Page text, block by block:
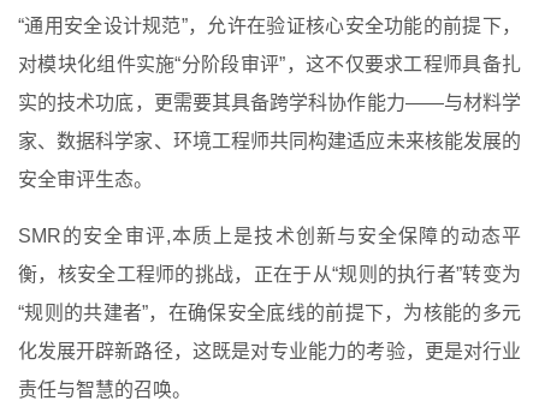
“通用安全设计规范”，允许在验证核心安全功能的前提下，
对模块化组件实施“分阶段审评”，这不仅要求工程师具备扎
实的技术功底，更需要其具备跨学科协作能力——与材料学
家、数据科学家、环境工程师共同构建适应未来核能发展的
安全审评生态。
SMR的安全审评,本质上是技术创新与安全保障的动态平
衡，核安全工程师的挑战，正在于从“规则的执行者”转变为
“规则的共建者”，在确保安全底线的前提下，为核能的多元
化发展开辟新路径，这既是对专业能力的考验，更是对行业
责任与智慧的召唤。